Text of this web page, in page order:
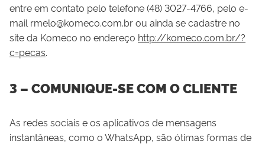
entre em contato pelo telefone (48) 3027-4766, pelo e-
mail rmelo@komeco.com.br ou ainda se cadastre no
site da Komeco no endereço http://komeco.com.br/?
c=pecas.
3 – COMUNIQUE-SE COM O CLIENTE
As redes sociais e os aplicativos de mensagens
instantâneas, como o WhatsApp, são ótimas formas de